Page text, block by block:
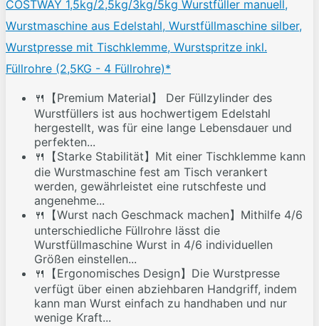
COSTWAY 1,5kg/2,5kg/3kg/5kg Wurstfüller manuell,
Wurstmaschine aus Edelstahl, Wurstfüllmaschine silber,
Wurstpresse mit Tischklemme, Wurstspritze inkl.
Füllrohre (2,5KG - 4 Füllrohre)*
🍴【Premium Material】 Der Füllzylinder des
Wurstfüllers ist aus hochwertigem Edelstahl
hergestellt, was für eine lange Lebensdauer und
perfekten...
🍴【Starke Stabilität】Mit einer Tischklemme kann
die Wurstmaschine fest am Tisch verankert
werden, gewährleistet eine rutschfeste und
angenehme...
🍴【Wurst nach Geschmack machen】Mithilfe 4/6
unterschiedliche Füllrohre lässt die
Wurstfüllmaschine Wurst in 4/6 individuellen
Größen einstellen...
🍴【Ergonomisches Design】Die Wurstpresse
verfügt über einen abziehbaren Handgriff, indem
kann man Wurst einfach zu handhaben und nur
wenige Kraft...